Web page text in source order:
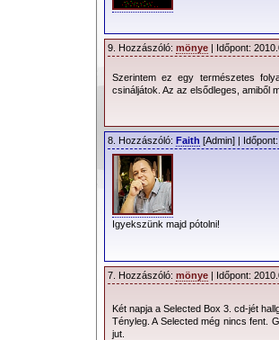
9. Hozzászóló: mönye | Időpont:
Szerintem ez egy természetes
csináljátok. Az az elsődleges, amiből
8. Hozzászóló: Faith [Admin] |
Igyekszünk majd pótolni!
7. Hozzászóló: mönye | Időpont:
Két napja a Selected Box 3. cd-jét
Tényleg. A Selected még nincs fent.
jut.